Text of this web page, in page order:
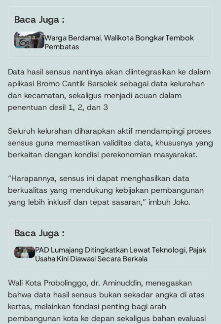
Baca Juga :
Warga Berdamai, Walikota Bongkar Tembok
Pembatas
Data hasil sensus nantinya akan diintegrasikan ke dalam
aplikasi Bromo Cantik Bersolek sebagai data kelurahan
dan kecamatan, sekaligus menjadi acuan dalam
penentuan desil 1, 2, dan 3
Seluruh kelurahan diharapkan aktif mendampingi proses
sensus guna memastikan validitas data, khususnya yang
berkaitan dengan kondisi perekonomian masyarakat.
“Harapannya, sensus ini dapat menghasilkan data
berkualitas yang mendukung kebijakan pembangunan
yang lebih inklusif dan tepat sasaran,” imbuh Joko.
Baca Juga :
PAD Lumajang Ditingkatkan Lewat Teknologi, Pajak
Usaha Kini Diawasi Secara Berkala
Wali Kota Probolinggo, dr. Aminuddin, menegaskan
bahwa data hasil sensus bukan sekadar angka di atas
kertas, melainkan fondasi penting bagi arah
pembangunan kota ke depan sekaligus bahan evaluasi